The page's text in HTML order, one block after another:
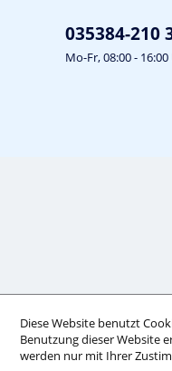
035384-210
Mo-Fr, 08:00 -
Diese Website benutzt
Benutzung dieser Website
werden nur mit Ihrer